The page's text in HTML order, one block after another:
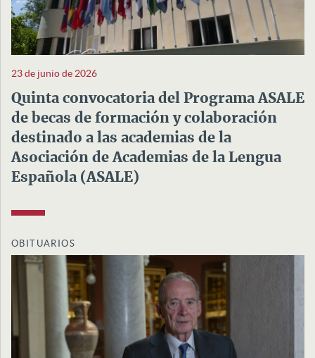
23 de junio de 2026
Quinta convocatoria del Programa ASALE
de becas de formación y colaboración
destinado a las academias de la
Asociación de Academias de la Lengua
Española (ASALE)
OBITUARIOS